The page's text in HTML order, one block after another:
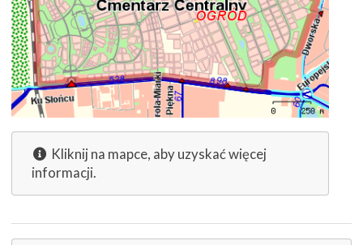
Kliknij na mapce, aby uzyskać więcej
informacji.